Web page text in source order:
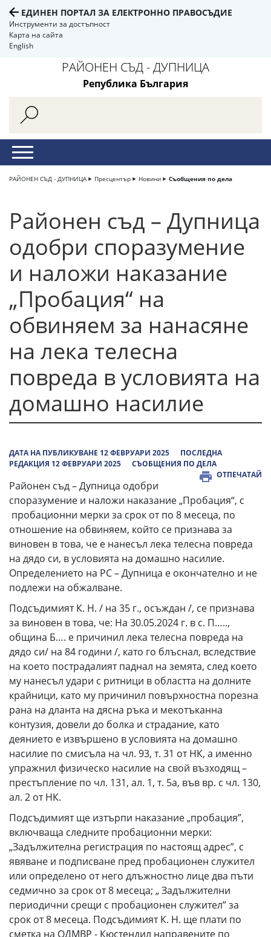
ЕДИНЕН ПОРТАЛ ЗА ЕЛЕКТРОННО ПРАВОСЪДИЕ
Инструменти за достъпност
Карта на сайта
English
РАЙОНЕН СЪД - ДУПНИЦА
Република България
РАЙОНЕН СЪД - ДУПНИЦА Пресцентър Новини Съобщения по дела
Районен съд – Дупница
одобри споразумение
и наложи наказание
„Пробация“ на
обвиняем за нанасяне
на лека телесна
повреда в условията на
домашно насилие
ДАТА НА ПУБЛИКУВАНЕ 12 ФЕВРУАРИ 2025
ПОСЛЕДНА
РЕДАКЦИЯ 12 ФЕВРУАРИ 2025
СЪОБЩЕНИЯ ПО ДЕЛА
ОТПЕЧАТАЙ
Районен съд – Дупница одобри
споразумение и наложи наказание „Пробация“, с
пробационни мерки за срок от по 8 месеца, по
отношение на обвиняем, който се признава за
виновен в това, че е нанесъл лека телесна повреда
на дядо си, в условията на домашно насилие.
Определението на РС – Дупница е окончателно и не
подлежи на обжалване.
Подсъдимият К. Н. / на 35 г., осъждан /, се признава
за виновен в това, че: На 30.05.2024 г. в с. П…..,
община Б…. е причинил лека телесна повреда на
дядо си/ на 84 години /, като го блъснал, вследствие
на което пострадалият паднал на земята, след което
му нанесъл удари с ритници в областта на долните
крайници, като му причинил повърхностна порезна
рана на дланта на дясна ръка и мекотъканна
контузия, довели до болка и страдание, като
деянието е извършено в условията на домашно
насилие по смисъла на чл. 93, т. 31 от НК, а именно
упражнил физическо насилие на свой възходящ –
престъпление по чл. 131, ал. 1, т. 5а, във вр. с чл. 130,
ал. 2 от НК.
Подсъдимият ще изтърпи наказание „пробация”,
включваща следните пробационни мерки:
„Задължителна регистрация по настоящ адрес”, с
явяване и подписване пред пробационен служител
или определено от него длъжностно лице два пъти
седмично за срок от 8 месеца; „ Задължителни
периодични срещи с пробационен служител” за
срок от 8 месеца. Подсъдимият К. Н. ще плати по
сметка на ОДМВР - Кюстендил направените по